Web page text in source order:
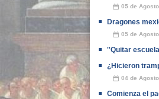
📅 05 de
Dragones
📅 05 de
''Quitar
¿Hicieron
📅 04 de
Comienza el